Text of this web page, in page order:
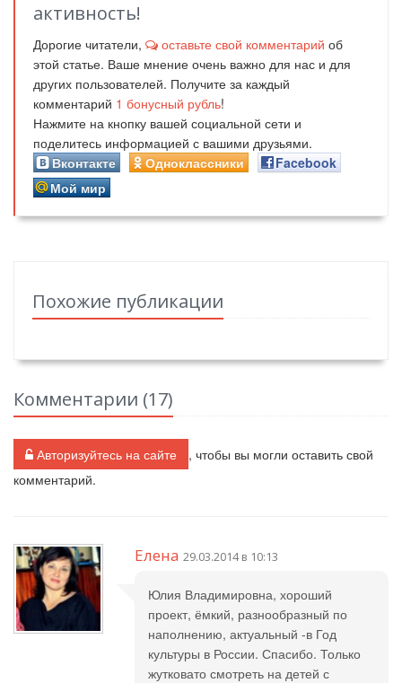
активность!
Дорогие читатели, оставьте свой комментарий об
этой статье. Ваше мнение очень важно для нас и для
других пользователей. Получите за каждый
комментарий 1 бонусный рубль!
Нажмите на кнопку вашей социальной сети и
поделитесь информацией с вашими друзьями.
Вконтакте
Одноклассники
Facebook
Мой мир
Похожие публикации
Комментарии (17)
Авторизуйтесь на сайте
, чтобы вы могли оставить свой
комментарий.
Елена 29.03.2014 в 10:13
Юлия Владимировна, хороший
проект, ёмкий, разнообразный по
наполнению, актуальный -в Год
культуры в России. Спасибо. Только
жутковато смотреть на детей с